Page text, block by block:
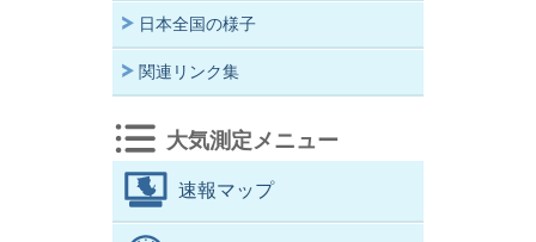
日本全国の様子
関連リンク集
大気測定メニュー
速報マップ